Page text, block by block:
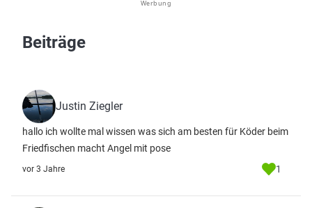
Werbung
Beiträge
Justin Ziegler
hallo ich wollte mal wissen was sich am besten für Köder beim
Friedfischen macht Angel mit pose
vor 3 Jahre 1